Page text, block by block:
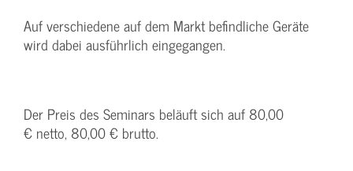
Auf verschiedene auf dem Markt befindliche Geräte
wird dabei ausführlich eingegangen.
Der Preis des Seminars beläuft sich auf 80,00
€ netto, 80,00 € brutto.